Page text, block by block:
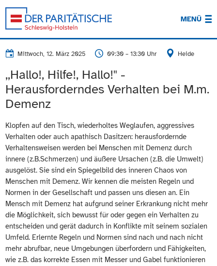
MENÜ
Mittwoch, 12. März 2025 09:30 – 13:30 Uhr Heide
,,Hallo!, Hilfe!, Hallo!" -
Herausforderndes Verhalten bei M.m.
Demenz
Klopfen auf den Tisch, wiederholtes Weglaufen, aggressives
Verhalten oder auch apathisch Dasitzen: herausfordernde
Verhaltensweisen werden bei Menschen mit Demenz durch
innere (z.B.Schmerzen) und äußere Ursachen (z.B. die Umwelt)
ausgelöst. Sie sind ein Spiegelbild des inneren Chaos von
Menschen mit Demenz. Wir kennen die meisten Regeln und
Normen in der Gesellschaft und passen uns diesen an. Ein
Mensch mit Demenz hat aufgrund seiner Erkrankung nicht mehr
die Möglichkeit, sich bewusst für oder gegen ein Verhalten zu
entscheiden und gerät dadurch in Konflikte mit seinem sozialen
Umfeld. Erlernte Regeln und Normen sind nach und nach nicht
mehr abrufbar, neue Umgebungen überfordern und Fähigkeiten,
wie z.B. das korrekte Essen mit Messer und Gabel funktionieren